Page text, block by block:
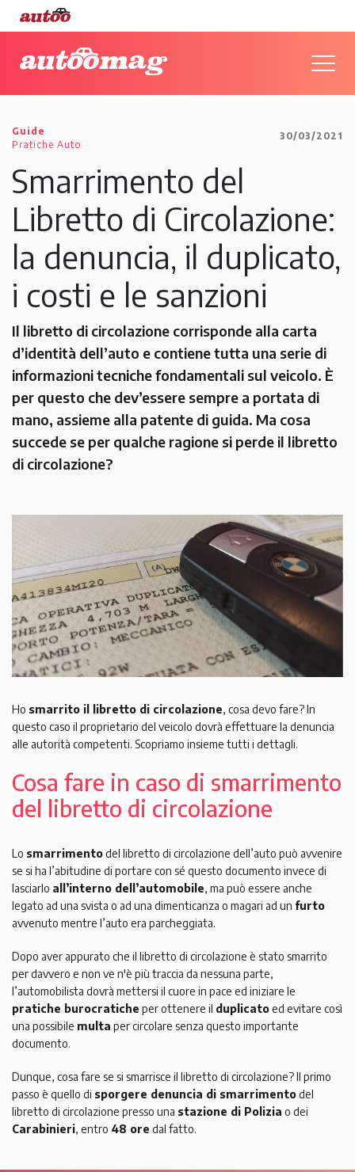
Guide
Pratiche Auto
30/03/2021
Smarrimento del
Libretto di Circolazione:
la denuncia, il duplicato,
i costi e le sanzioni
Il libretto di circolazione corrisponde alla carta
d’identità dell’auto e contiene tutta una serie di
informazioni tecniche fondamentali sul veicolo. È
per questo che dev’essere sempre a portata di
mano, assieme alla patente di guida. Ma cosa
succede se per qualche ragione si perde il libretto
di circolazione?
Ho smarrito il libretto di circolazione, cosa devo fare?In
questo caso il proprietario del veicolo dovrà effettuare la denuncia
alle autorità competenti. Scopriamo insieme tutti i dettagli.
Cosa fare in caso di smarrimento
del libretto di circolazione
Lo smarrimentodel libretto di circolazione dell’auto può avvenire
se si ha l’abitudine di portare con sé questo documento invece di
lasciarlo all’interno dell’automobile, ma può essere anche
legato ad una svista o ad una dimenticanza o magari ad un furto
avvenuto mentre l’auto era parcheggiata.
Dopo aver appurato che il libretto di circolazione è stato smarrito
per davvero e non ve n'è più traccia da nessuna parte,
l’automobilista dovrà mettersi il cuore in pace ed iniziare le
pratiche burocratiche per ottenere il duplicatoed evitare così
una possibile multa per circolare senza questo importante
documento.
Dunque, cosa fare se si smarrisce il libretto di circolazione? Il primo
passo è quello di sporgere denuncia di smarrimentodel
libretto di circolazione presso una stazione di Polizia o dei
Carabinieri, entro 48 ore dal fatto.